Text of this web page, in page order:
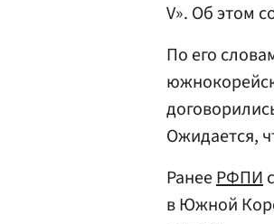
V». Об этом
По его
Ожидается,
РанееРФПИ
в Южной